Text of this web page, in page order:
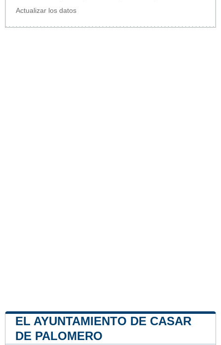
Actualizar los datos
EL AYUNTAMIENTO DE CASAR
DE PALOMERO